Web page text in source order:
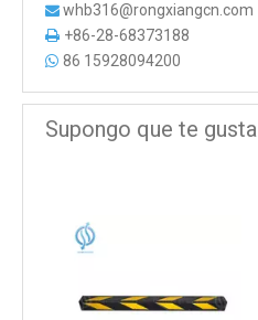
 whb316@rongxiangcn.com
 +86-28-68373188
 86 15928094200
Supongo que te gusta